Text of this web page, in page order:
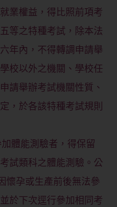
業權益，得比照前項考
等之特種考試，除本法
年內，不得轉調申請舉
校以外之機關、學校任
請舉辦考試機關性質、
，於各該特種考試規則
體能測驗者，得保留
試類科之體能測驗。公
懷孕或生產前後無法參
於下次逕行參加相同考